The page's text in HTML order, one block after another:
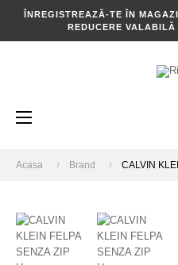
ÎNREGISTREAZĂ-TE ÎN
REDUCERE
Toggle
☰
Acasa Brand CALVIN